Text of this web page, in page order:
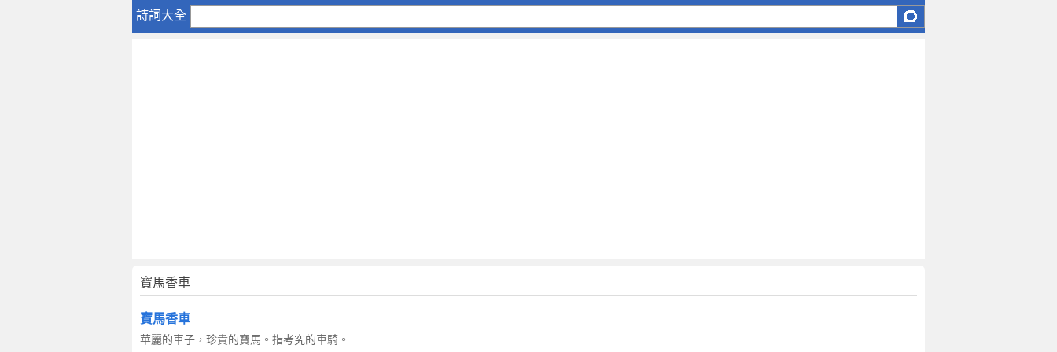
詩詞大全
寶
寶馬香車
寶馬香車
華麗的車子，珍貴的寶馬。指考究的車騎。